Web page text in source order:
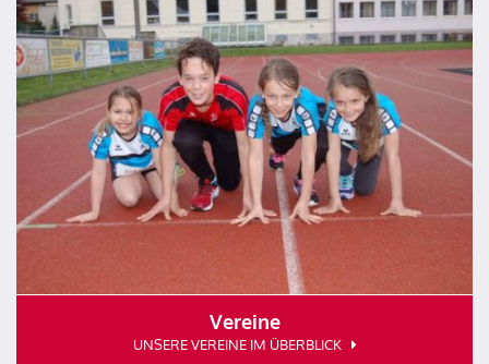
Vereine
UNSERE VEREINE IM ÜBERBLICK